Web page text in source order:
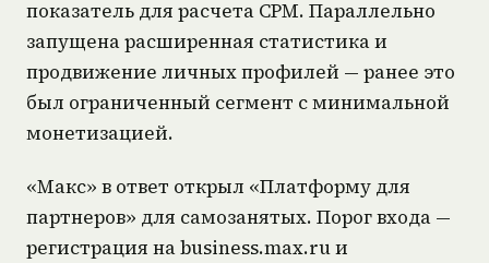
показатель для расчета CPM. Параллельно
запущена расширенная статистика и
продвижение личных профилей — ранее это
был ограниченный сегмент с минимальной
монетизацией.
«Макс» в ответ открыл «Платформу для
партнеров» для самозанятых. Порог входа —
регистрация на business.max.ru и